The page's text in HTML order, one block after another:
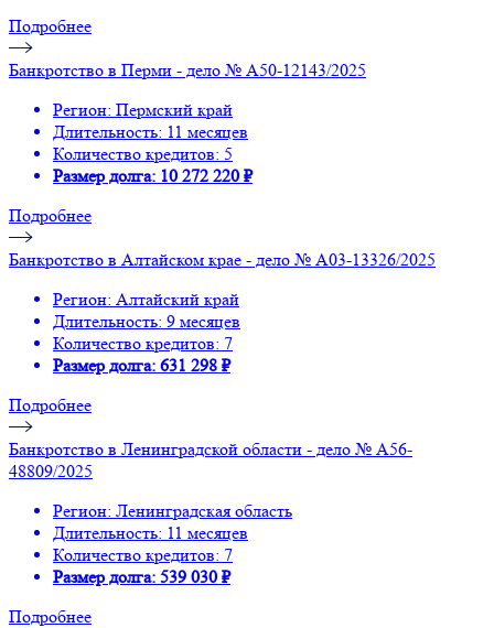
Подробнее
Банкротство в Перми - дело № А50-12143/2025
Регион: Пермский край
Длительность: 11 месяцев
Количество кредитов: 5
Размер долга: 10 272 220 ₽
Подробнее
Банкротство в Алтайском крае - дело № А03-13326/2025
Регион: Алтайский край
Длительность: 9 месяцев
Количество кредитов: 7
Размер долга: 631 298 ₽
Подробнее
Банкротство в Ленинградской области - дело № А56-
48809/2025
Регион: Ленинградская область
Длительность: 11 месяцев
Количество кредитов: 7
Размер долга: 539 030 ₽
Подробнее